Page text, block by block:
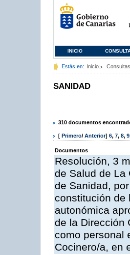
INICIO
Estás en: Inicio Consultas
SANIDAD
310 documentos
[ Primero/ Anterior] 6, 7, 8, 9
Documentos
Resolución, 3
de Salud de La
de Sanidad,
constitución de
autonómica
de la Dirección
como personal
Cocinero/a, en